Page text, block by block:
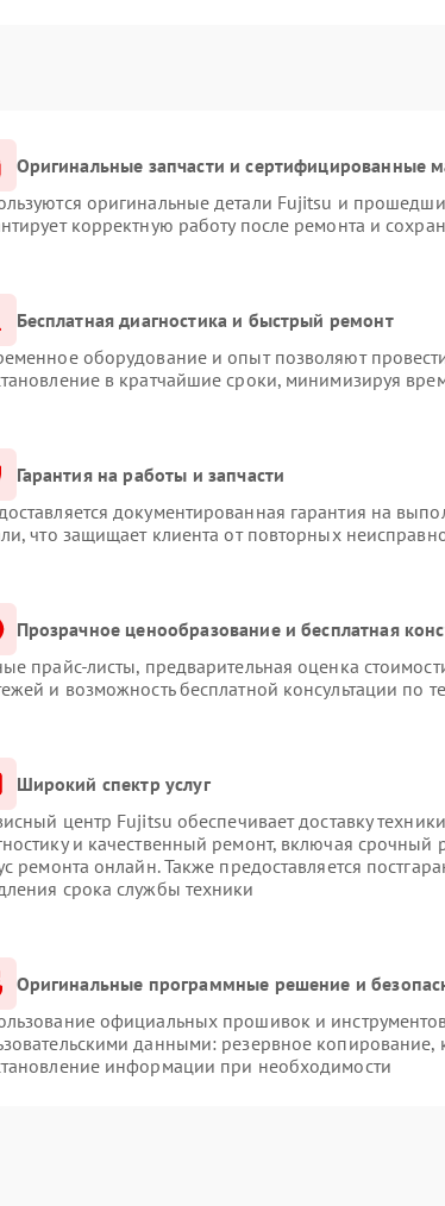
Оригинальные запчасти и сертифицированные
оригинальные детали Fujitsu и
корректную работу после ремонта и
Бесплатная диагностика и быстрый ремонт
оборудование и опыт позволяют
в кратчайшие сроки, минимизируя
Гарантия на работы и запчасти
документированная гарантия на
что защищает клиента от повторных
Прозрачное ценообразование и бесплатная
прайс-листы, предварительная оценка
и возможность бесплатной консультации по
Широкий спектр услуг
центр Fujitsu обеспечивает доставку
и качественный ремонт, включая срочный
ремонта онлайн. Также предоставляется
срока службы техники
Оригинальные программные решение и
официальных прошивок и
данными: резервное копирование,
информации при необходимости